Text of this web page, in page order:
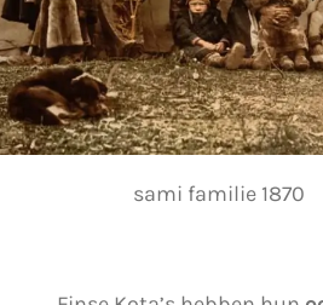
sami familie 1870